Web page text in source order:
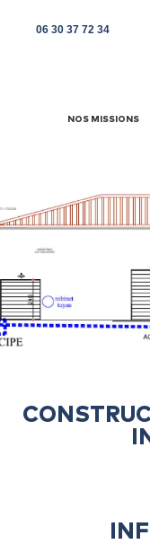
NOS MISSIONS
06 30 37 72 34